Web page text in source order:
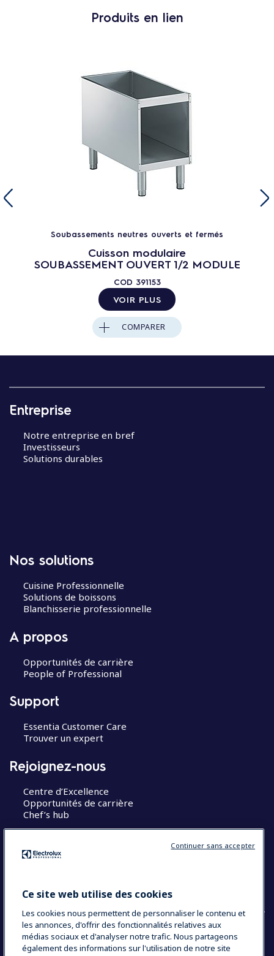
Produits en lien
Soubassements neutres ouverts et fermés
Cuisson modulaire
SOUBASSEMENT OUVERT 1/2 MODULE
COD 391153
VOIR PLUS
COMPARER
Entreprise
Notre entreprise en bref
Investisseurs
Solutions durables
Nos solutions
Cuisine Professionnelle
Solutions de boissons
Blanchisserie professionnelle
A propos
Opportunités de carrière
People of Professional
Support
Essentia Customer Care
Trouver un expert
Rejoignez-nous
Centre d’Excellence
Opportunités de carrière
Chef’s hub
COUNTRY AND LANGUAGE
Ce site web utilise des cookies
Les cookies nous permettent de personnaliser le contenu et
les annonces, d'offrir des fonctionnalités relatives aux
médias sociaux et d'analyser notre trafic. Nous partageons
également des informations sur l'utilisation de notre site
Continuer sans accepter